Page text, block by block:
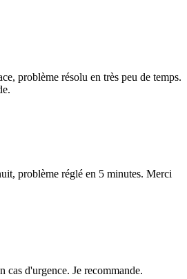
problème résolu en très peu de temps.
problème réglé en 5 minutes. Merci
cas d'urgence. Je recommande.